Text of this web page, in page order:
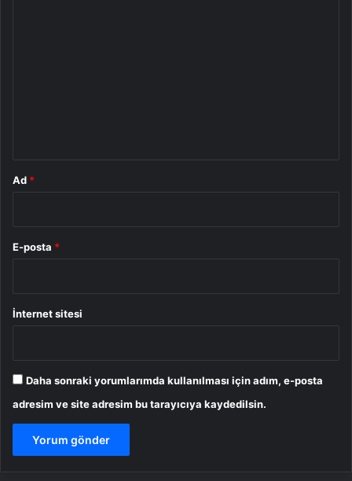
Ad *
E-posta *
İnternet sitesi
Daha sonraki yorumlarımda kullanılması için adım, e-posta
adresim ve site adresim bu tarayıcıya kaydedilsin.